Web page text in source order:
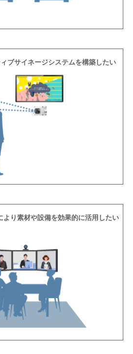
ブサイネージシステムを構築したい
り素材や設備を効果的に活用したい